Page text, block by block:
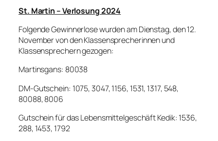
St. Martin – Verlosung 2024
Folgende Gewinnerlose wurden am Dienstag, den 12.
November von den Klassensprecherinnen und
Klassensprechern gezogen:
Martinsgans: 80038
DM-Gutschein: 1075, 3047, 1156, 1531, 1317, 548,
80088, 8006
Gutschein für das Lebensmittelgeschäft Kedik: 1536,
288, 1453, 1792